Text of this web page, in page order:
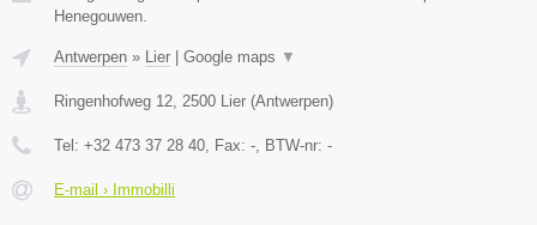
Henegouwen.
Antwerpen » Lier | Google maps ▼
Ringenhofweg 12 2500 Lier (Antwerpen)
Tel: +32 473 37 28 40 , Fax: - , BTW-nr: -
E-mail › Immobilli